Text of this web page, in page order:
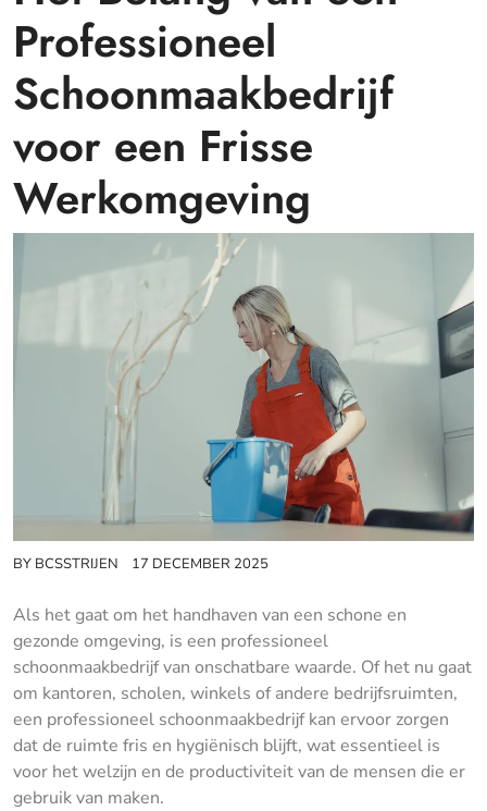
Professioneel
Schoonmaakbedrijf
voor een Frisse
Werkomgeving
BY BCSSTRIJEN 17 DECEMBER 2025
Als het gaat om het handhaven van een schone en
gezonde omgeving, is een professioneel
schoonmaakbedrijf van onschatbare waarde. Of het nu gaat
om kantoren, scholen, winkels of andere bedrijfsruimten,
een professioneel schoonmaakbedrijf kan ervoor zorgen
dat de ruimte fris en hygiënisch blijft, wat essentieel is
voor het welzijn en de productiviteit van de mensen die er
gebruik van maken.